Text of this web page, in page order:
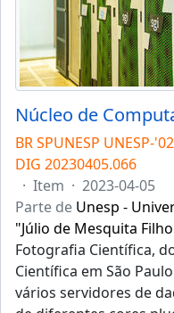
Núcleo de
BR SPUNESP UNESP-
DIG 20230405.066
· Item · 2023-04-05
Parte de Unesp -
"Júlio de Mesquita
Fotografia Científica,
Científica em São
vários servidores de